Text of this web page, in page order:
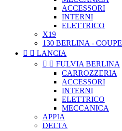
ACCESSORI
INTERNI
ELETTRICO
X19
130 BERLINA - COUPE
  LANCIA
  FULVIA BERLINA
CARROZZERIA
ACCESSORI
INTERNI
ELETTRICO
MECCANICA
APPIA
DELTA